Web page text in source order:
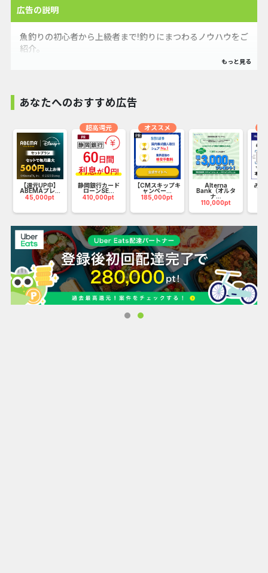
広告の説明
魚釣りの初心者から上級者まで!釣りにまつわるノウハウをご
紹介。
あなたへのおすすめ広告
【還元UP中】
ABEMAプレ...
45,000pt
静岡銀行カード
ローンSE...
410,000pt
超高還元
【CMスキップキ
ャンペー...
185,000pt
オススメ
Alterna
Bank（オルタ
ナ...
110,000pt
みず